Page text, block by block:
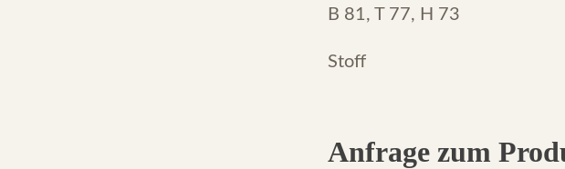
was:
€ 2.250,00.
is:
B 81, T 77, H 73
Stoff
Anfrage zum